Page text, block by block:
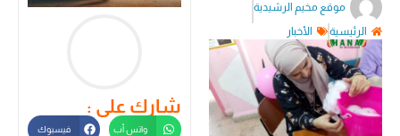
موقع مخيم الرشيدية
الرئيسية
الأخبار
شارك على :
واتس أب فيسبوك